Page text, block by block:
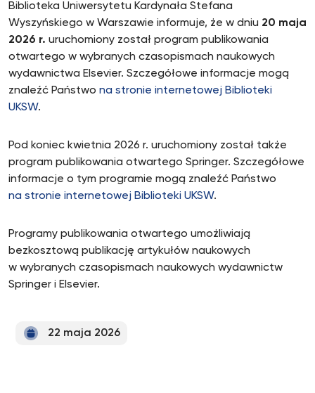
Biblioteka Uniwersytetu Kardynała Stefana
Wyszyńskiego w Warszawie informuje, że w dniu 20 maja
2026 r. uruchomiony został program publikowania
otwartego w wybranych czasopismach naukowych
wydawnictwa Elsevier. Szczegółowe informacje mogą
znaleźć Państwo na stronie internetowej Biblioteki
UKSW.
Pod koniec kwietnia 2026 r. uruchomiony został także
program publikowania otwartego Springer. Szczegółowe
informacje o tym programie mogą znaleźć Państwo
na stronie internetowej Biblioteki UKSW.
Programy publikowania otwartego umożliwiają
bezkosztową publikację artykułów naukowych
w wybranych czasopismach naukowych wydawnictw
Springer i Elsevier.
22 maja 2026